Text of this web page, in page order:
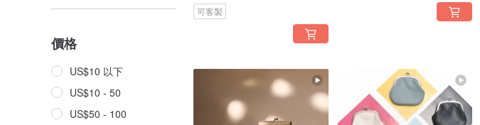
價格
US$10 以下
US$10 - 50
US$50 - 100
可客製